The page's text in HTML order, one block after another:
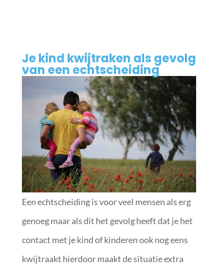
Je kind kwijtraken als gevolg
van een echtscheiding
Een echtscheiding is voor veel mensen als erg
genoeg maar als dit het gevolg heeft dat je het
contact met je kind of kinderen ook nog eens
kwijtraakt hierdoor maakt de situatie extra